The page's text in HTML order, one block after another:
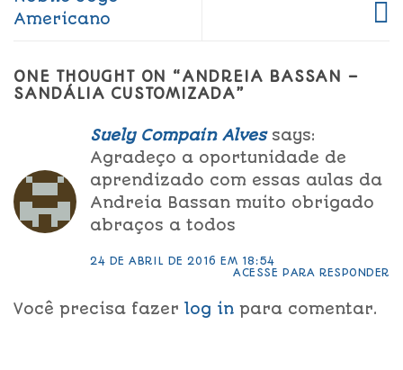
Americano
ONE THOUGHT ON “ANDREIA BASSAN –
SANDÁLIA CUSTOMIZADA”
Suely Compain Alves says:
Agradeço a oportunidade de
aprendizado com essas aulas da
Andreia Bassan muito obrigado
abraços a todos
24 DE ABRIL DE 2016 EM 18:54
ACESSE PARA RESPONDER
Você precisa fazer log in para comentar.